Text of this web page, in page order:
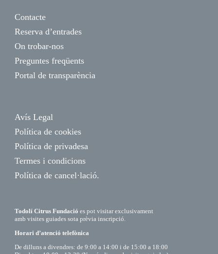
Contacte
Reserva d’entrades
On trobar-nos
Preguntes freqüents
Portal de transparència
Avís Legal
Política de cookies
Política de privadesa
Termes i condicions
Política de cancel·lació.
Todolí Citrus Fundació es pot visitar exclusivament
amb visites guiades sota prèvia inscripció.
Horari d’atenció telefònica
De dilluns a divendres: de 9:00 a 14:00 i de 15:00 a 18:00